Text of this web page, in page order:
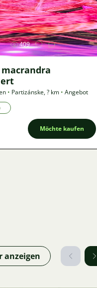
Bild
409
• Partizánske,? km • Angebot
Möchte kaufen
anzeigen